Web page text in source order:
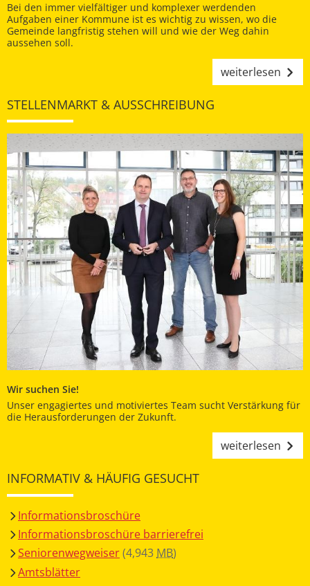
Bei den immer vielfältiger und komplexer werdenden
Aufgaben einer Kommune ist es wichtig zu wissen, wo die
Gemeinde langfristig stehen will und wie der Weg dahin
aussehen soll.
weiterlesen
STELLENMARKT & AUSSCHREIBUNG
Wir suchen Sie!
Unser engagiertes und motiviertes Team sucht Verstärkung für
die Herausforderungen der Zukunft.
weiterlesen
INFORMATIV & HÄUFIG GESUCHT
Informationsbroschüre
Informationsbroschüre barrierefrei
Seniorenwegweiser(4,943MB)
Amtsblätter